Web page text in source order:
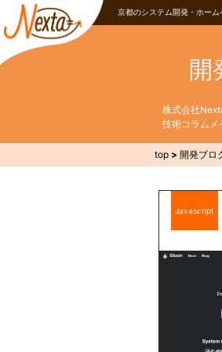
京都のシステム開発・ホー
開
株式会社
技術コラムメ
top > 開発ブロ
Javascript